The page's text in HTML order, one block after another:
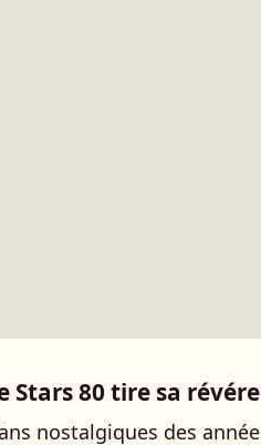
Stars 80 tire sa
nostalgiques des